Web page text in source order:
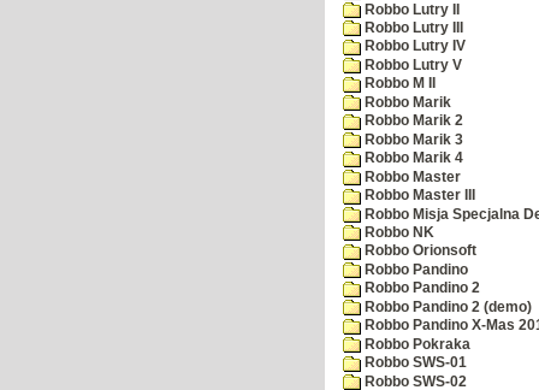
Robbo Lutry II
Robbo Lutry III
Robbo Lutry IV
Robbo Lutry V
Robbo M II
Robbo Marik
Robbo Marik 2
Robbo Marik 3
Robbo Marik 4
Robbo Master
Robbo Master III
Robbo Misja Specjalna
Robbo NK
Robbo Orionsoft
Robbo Pandino
Robbo Pandino 2
Robbo Pandino 2 (demo)
Robbo Pandino X-Mas
Robbo Pokraka
Robbo SWS-01
Robbo SWS-02